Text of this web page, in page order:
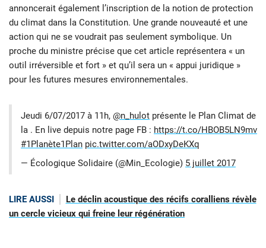
annoncerait également l’inscription de la notion de protection
du climat dans la Constitution. Une grande nouveauté et une
action qui ne se voudrait pas seulement symbolique. Un
proche du ministre précise que cet article représentera « un
outil irréversible et fort » et qu’il sera un « appui juridique »
pour les futures mesures environnementales.
Jeudi 6/07/2017 à 11h, @n_hulot présente le Plan Climat de
la . En live depuis notre page FB : https://t.co/HBOB5LN9mv
#1Planète1Plan pic.twitter.com/aODxyDeKXq
— Écologique Solidaire (@Min_Ecologie) 5 juillet 2017
LIRE AUSSI
Le déclin acoustique des récifs coralliens révèle
un cercle vicieux qui freine leur régénération